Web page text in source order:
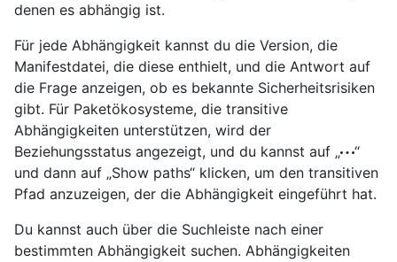
denen es abhängig ist.
Für jede Abhängigkeit kannst du die Version, die
Manifestdatei, die diese enthielt, und die Antwort auf
die Frage anzeigen, ob es bekannte Sicherheitsrisiken
gibt. Für Paketökosysteme, die transitive
Abhängigkeiten unterstützen, wird der
Beziehungsstatus angezeigt, und du kannst auf „
“
und dann auf „Show paths“ klicken, um den transitiven
Pfad anzuzeigen, der die Abhängigkeit eingeführt hat.
Du kannst auch über die Suchleiste nach einer
bestimmten Abhängigkeit suchen. Abhängigkeiten